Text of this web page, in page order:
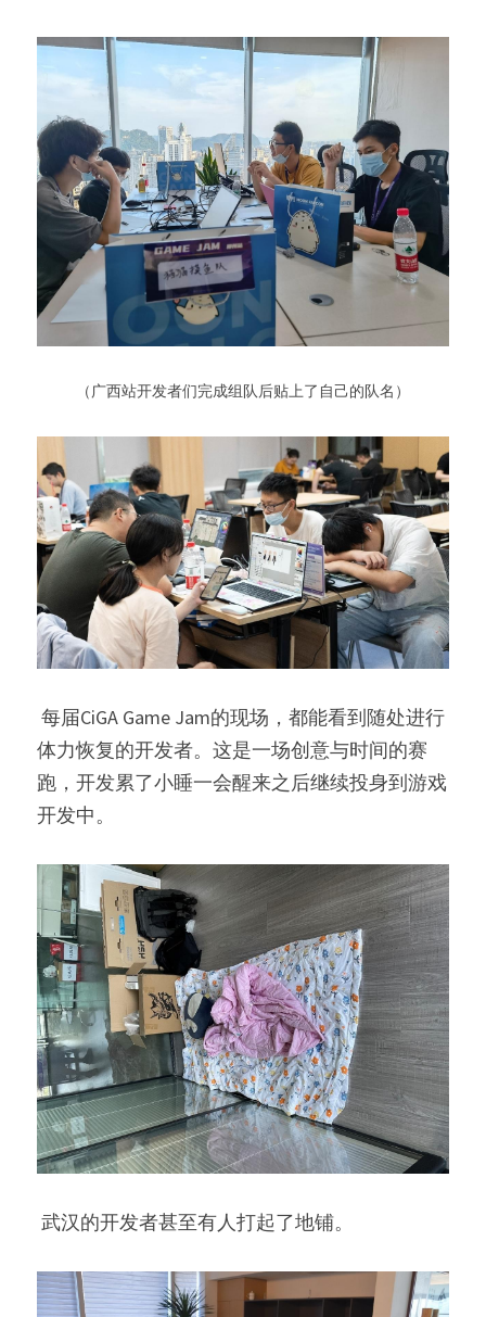
（广西站开发者们完成组队后贴上了自己的队名）
体力恢复的开发者。这是一场创意与时间的赛
跑，开发累了小睡一会醒来之后继续投身到游戏
开发中。
武汉的开发者甚至有人打起了地铺。